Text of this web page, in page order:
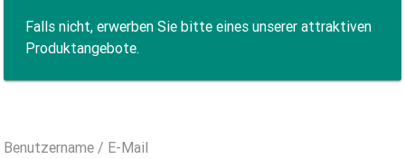
Falls nicht, erwerben Sie bitte eines unserer attraktiven
Produktangebote.
Benutzername / E-Mail